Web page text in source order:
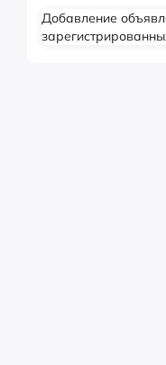
Добавление